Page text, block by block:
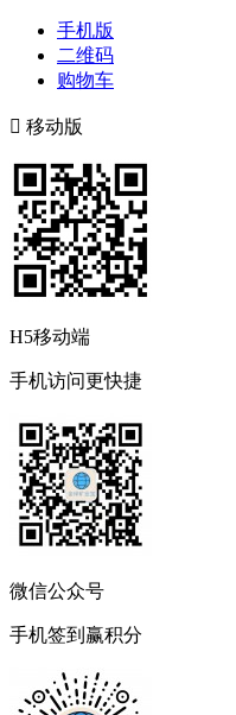
手机版
二维码
购物车
 移动版
H5移动端
手机访问更快捷
微信公众号
手机签到赢积分